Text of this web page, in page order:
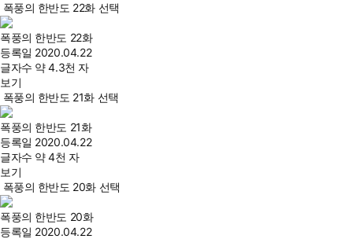
폭풍의 한반도 22화 선택
폭풍의 한반도 22화
등록일 2020.04.22
글자수 약 4.3천 자
보기
폭풍의 한반도 21화 선택
폭풍의 한반도 21화
등록일 2020.04.22
글자수 약 4천 자
보기
폭풍의 한반도 20화 선택
폭풍의 한반도 20화
등록일 2020.04.22